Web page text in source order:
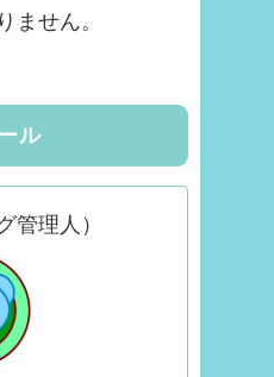
ません。
ル
管理人）